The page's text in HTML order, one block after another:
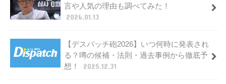
言や人気の理由も調べてみた！
2026.01.13
【デスパッチ砲2026】いつ何時に発表され
る？噂の候補・法則・過去事例から徹底予
想！
2025.12.31